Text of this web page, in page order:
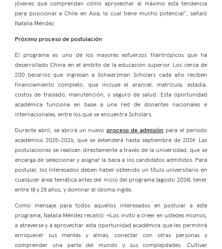
jóvenes que comprendan cómo aprovechar al máximo esta tendencia
para posicionar a Chile en Asia, lo cual tiene mucho potencial”, señaló
Natalia Méndez.
Próximo proceso de postulación
El programa es uno de los mayores esfuerzos filantrópicos que ha
desarrollado China en el ámbito de la educación superior. Los cerca de
200 becarios que ingresan a Schwarzman Scholars cada año reciben
financiamiento completo, que incluye el arancel, matrícula, estadía,
costos de traslado, manutención, y seguro de salud. Esta oportunidad
académica funciona en base a una red de donantes nacionales e
internacionales, entre los que se encuentra Scholars.
Durante abril, se abrirá un nuevo proceso de admisión para el período
académico 2025-2026, que se extenderá hasta septiembre de 2024. Las
postulaciones se realizan directamente a través de la universidad, que se
encarga de seleccionar y asignar la beca a los candidatos admitidos. Para
postular, los interesados deben haber obtenido un título universitario en
cualquier área temática antes del inicio del programa (agosto 2024), tener
entre 18 y 28 años, y dominar el idioma inglés.
Como mensaje para todos aquellos interesados en postular a este
programa, Natalia Méndez recalcó: «Los invito a creer en ustedes mismos,
a atreverse y a aprovechar esta oportunidad académica que les permitirá
enriquecer sus mentes y almas, conectar con otras personas y
comprender una parte del mundo y sus complejidades. Cultivar